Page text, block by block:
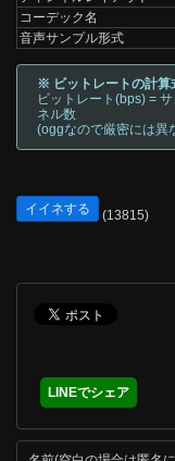
コーデック名
音声サンプル形式
※ ビットレートの計算
ビットレート(bps) =
ネル数
(oggなので厳密には異
イイネする (13815)
LINEでシェア